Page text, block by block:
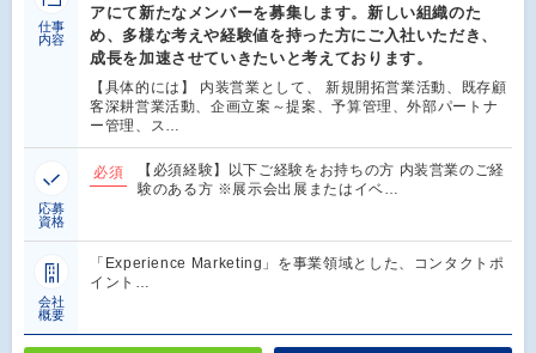
仕事
内容
アにて新たなメンバーを募集します。新しい組織のた
め、多様な考えや経験値を持った方にご入社いただき、
成長を加速させていきたいと考えております。
【具体的には】 内装営業として、 新規開拓営業活動、既存顧
客深耕営業活動、企画立案～提案、予算管理、外部パートナ
ー管理、ス…
応募
資格
必須
【必須経験】以下ご経験をお持ちの方 内装営業のご経
験のある方 ※展示会出展またはイベ…
会社
概要
「Experience Marketing」を事業領域とした、コンタクトポ
イント…